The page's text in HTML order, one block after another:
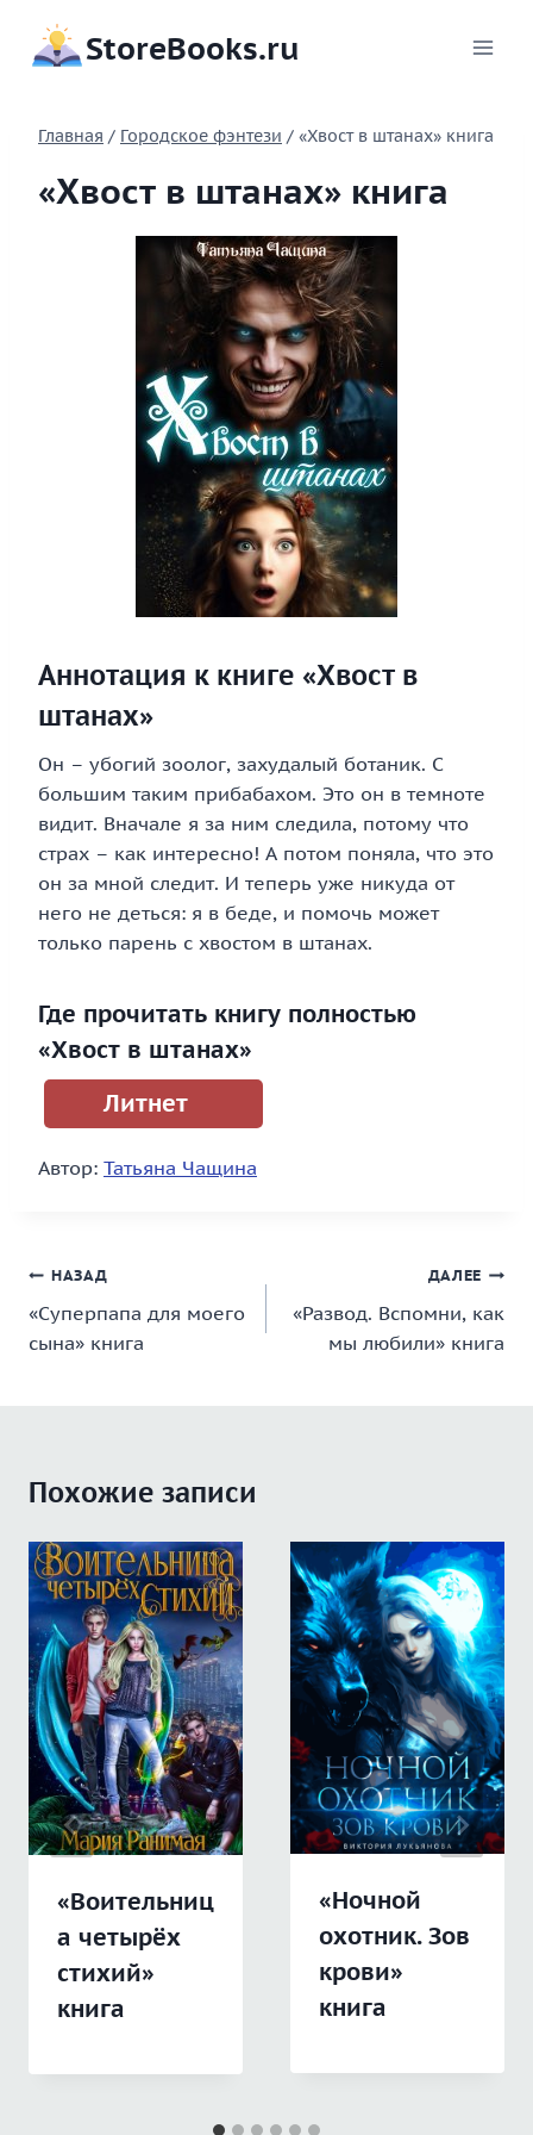
содержимому
StoreBooks.ru
Главная / Городское фэнтези / «Хвост в штанах» книга
«Хвост в штанах» книга
Аннотация к книге «Хвост в
штанах»
Он – убогий зоолог, захудалый ботаник. С
большим таким прибабахом. Это он в темноте
видит. Вначале я за ним следила, потому что
страх – как интересно! А потом поняла, что это
он за мной следит. И теперь уже никуда от
него не деться: я в беде, и помочь может
только парень с хвостом в штанах.
Где прочитать книгу полностью
«Хвост в штанах»
Литнет
Автор: Татьяна Чащина
Навигация
по
записям
НАЗАД
«Суперпапа для моего
сына» книга
ДАЛЕЕ
«Развод. Вспомни, как
мы любили» книга
Похожие записи
«Воительниц
а четырёх
стихий»
книга
«Ночной
охотник. Зов
крови»
книга